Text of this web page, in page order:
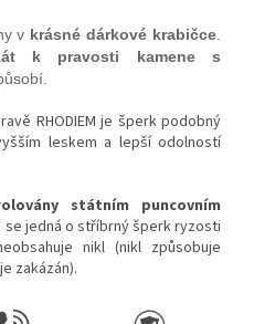
v krásné dárkové krabičce
k pravosti kamene s
RHODIEM je šperk podobný
leskem a lepší odolností
státním puncovním
se jedná o stříbrný šperk ryzosti
nikl (nikl způsobuje
zakázán).